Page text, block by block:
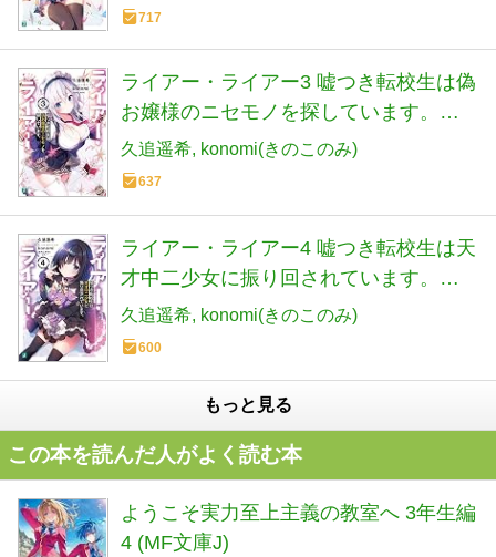
717
ライアー・ライアー3 嘘つき転校生は偽
お嬢様のニセモノを探しています。
(MF文庫J)
久追遥希 konomi(きのこのみ)
637
ライアー・ライアー4 嘘つき転校生は天
才中二少女に振り回されています。
(MF文庫J)
久追遥希 konomi(きのこのみ)
600
もっと見る
この本を読んだ人がよく読む本
ようこそ実力至上主義の教室へ 3年生編
4 (MF文庫J)